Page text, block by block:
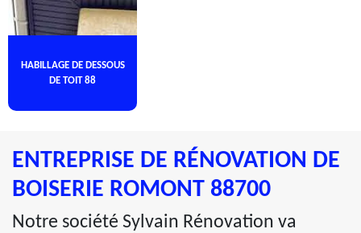
HABILLAGE DE DESSOUS
DE TOIT 88
ENTREPRISE DE RÉNOVATION DE
BOISERIE ROMONT 88700
Notre société Sylvain Rénovation va